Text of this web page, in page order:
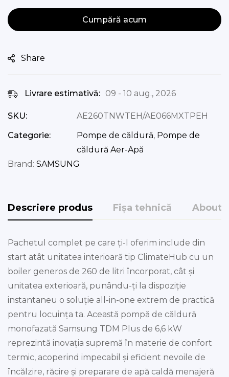
Cumpără acum
Share
Livrare estimativă: 09 - 10 aug., 2026
SKU:
AE260TNWTEH/AE066MXTPEH
Categorie:
Pompe de căldură, Pompe de
căldură Aer-Apă
Brand: SAMSUNG
Descriere produs Fișa tehnică About
Pachetul complet pe care ți-l oferim include din
start atât unitatea interioară tip ClimateHub cu un
boiler generos de 260 de litri încorporat, cât și
unitatea exterioară, punându-ți la dispoziție
instantaneu o soluție all-in-one extrem de practică
pentru locuința ta. Această pompă de căldură
monofazată Samsung TDM Plus de 6,6 kW
reprezintă inovația supremă în materie de confort
termic, acoperind impecabil și eficient nevoile de
încălzire, răcire și preparare de apă caldă menajeră